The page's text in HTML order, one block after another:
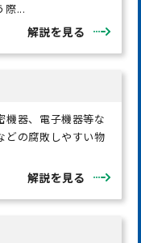
際...
解説を見る
機器、電子機器等な
どの腐敗しやすい物
解説を見る